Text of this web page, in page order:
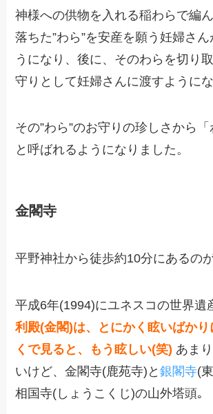
神様への供物を入れる稲わらで編
落ちた”わら”を安産を願う妊婦さん
うになり、後に、そのわらを切り
守りとして妊婦さんに渡すように
その”わら”のお守りの珍しさから「
と呼ばれるようになりました。
金閣寺
平野神社から徒歩約10分にあるの
平成6年(1994)にユネスコの世界遺
利殿(金閣)は、とにかく眩いばか
くで見ると、もう眩しい(笑) あま
いけど、金閣寺(鹿苑寺)と銀閣寺(
相国寺(しょうこくじ)の山外塔頭｡